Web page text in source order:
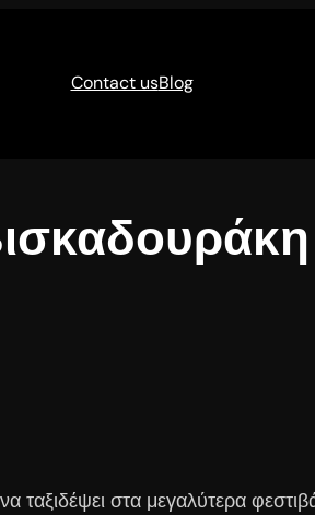
Contact usBlog
στα μεγαλύτερα